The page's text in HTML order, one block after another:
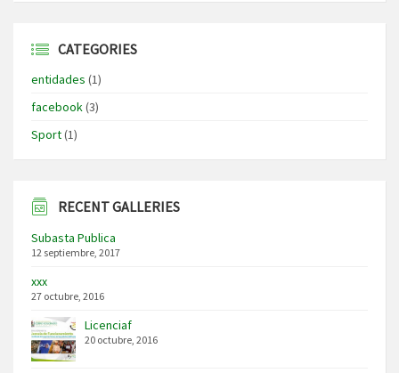
CATEGORIES
entidades (1)
facebook(3)
Sport(1)
RECENT GALLERIES
Subasta Publica
12 septiembre, 2017
xxx
27 octubre, 2016
Licenciaf
20 octubre, 2016